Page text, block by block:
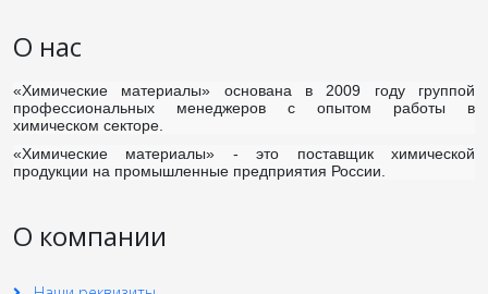
О нас
«Химические материалы» основана в 2009 году группой
профессиональных менеджеров с опытом работы в
химическом секторе.
«Химические материалы» - это поставщик химической
продукции на промышленные предприятия России.
О компании